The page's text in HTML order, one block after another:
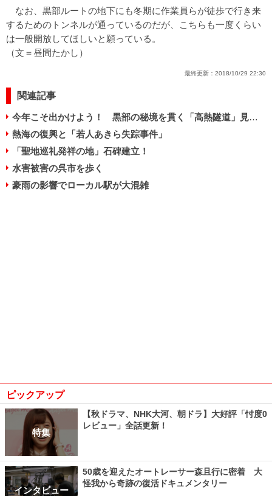
なお、黒部ルートの地下にも冬期に作業員らが徒歩で行き来
するためのトンネルが通っているのだが、こちらも一度くらい
は一般開放してほしいと願っている。
（文＝昼間たかし）
最終更新： 2018/10/29 22:30
関連記事
今年こそ出かけよう！ 黒部の秘境を貫く「高熱隧道」見学ツアー
熱海の復興と「若人あきら失踪事件」
「聖地巡礼発祥の地」石碑建立！
水害被害の呉市を歩く
豪雨の影響でローカル駅が大混雑
ピックアップ
特集
【秋ドラマ、NHK大河、朝ドラ】大好評「忖度0
レビュー」全話更新！
インタビュー
50歳を迎えたオートレーサー森且行に密着 大
怪我から奇跡の復活ドキュメンタリー